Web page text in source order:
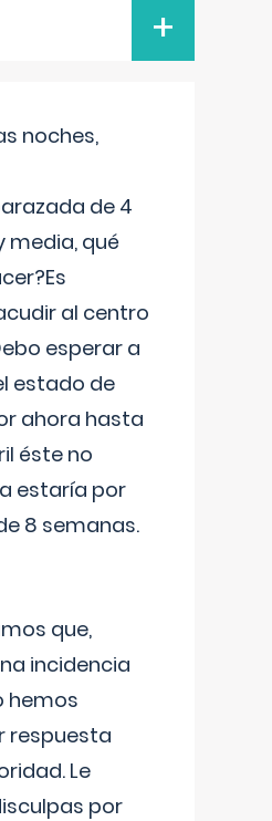
+
noches,
de 4
media, qué
al centro
esperar a
estado de
ahora hasta
éste no
estaría por
8 semanas.
que,
incidencia
hemos
respuesta
Le
por